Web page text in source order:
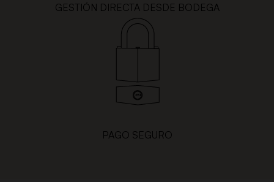
GESTIÓN DIRECTA DESDE BODEGA
PAGO SEGURO